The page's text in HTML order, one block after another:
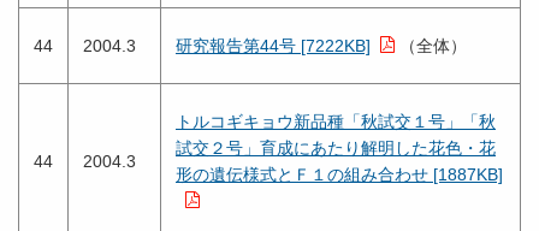
44 2004.3 研究報告第44号 [7222KB] （全体）
44 2004.3
トルコギキョウ新品種「秋試交１号」「秋
試交２号」育成にあたり解明した花色・花
形の遺伝様式とＦ１の組み合わせ [1887KB]